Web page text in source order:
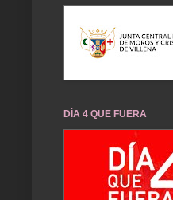
DÍA 4 QUE FUERA